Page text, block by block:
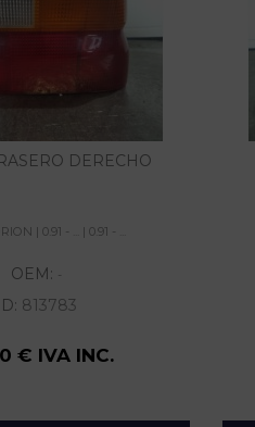
DERECHO
| 0.91 - ... | 0.91 - ...
OEM: -
813783
€ IVA INC.